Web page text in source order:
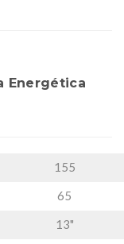
Energética
155
65
13"